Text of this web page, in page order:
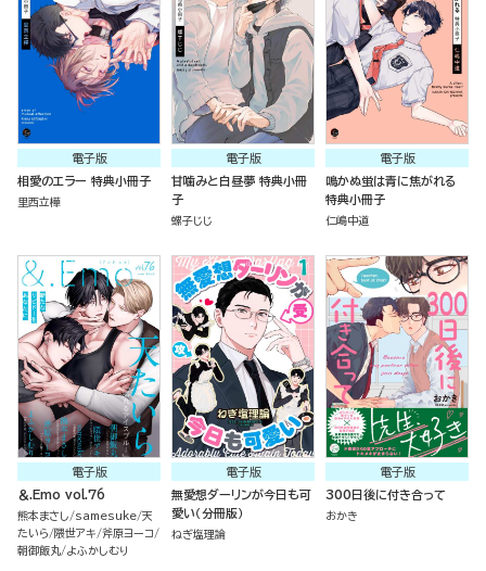
電子版
相愛のエラー 特典小冊子
里西立樺
電子版
甘噛みと白昼夢 特典小冊
子
螺子じじ
電子版
鳴かぬ蛍は青に焦がれる
特典小冊子
仁嶋中道
電子版
＆.Emo vol.76
熊本まさし samesuke 天
たいら
隈世アキ 斧原ヨーコ
朝御飯丸
よふかしむり
電子版
無愛想ダーリンが今日も可
愛い（分冊版）
ねぎ塩理論
電子版
300日後に付き合って
おかき